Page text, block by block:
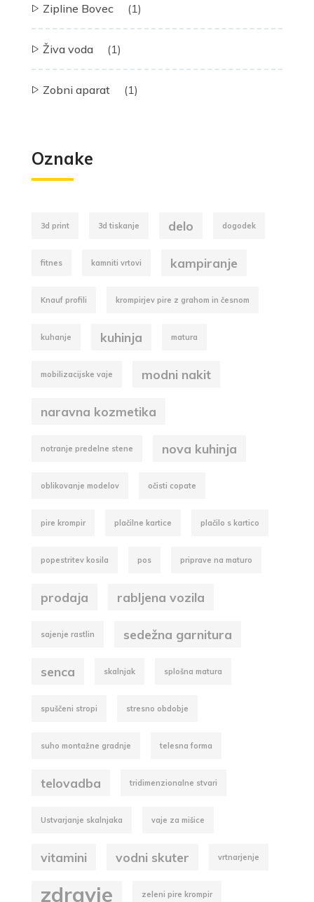
Zipline Bovec (1)
Živa voda (1)
Zobni aparat (1)
Oznake
3d print 3d tiskanje delo dogodek
fitnes kamniti vrtovi kampiranje
Knauf profili krompirjev pire z grahom in česnom
kuhanje kuhinja matura
mobilizacijske vaje modni nakit
naravna kozmetika
notranje predelne stene nova kuhinja
oblikovanje modelov očisti copate
pire krompir plačilne kartice plačilo s kartico
popestritev kosila pos priprave na maturo
prodaja rabljena vozila
sajenje rastlin sedežna garnitura
senca skalnjak splošna matura
spuščeni stropi stresno obdobje
suho montažne gradnje telesna forma
telovadba tridimenzionalne stvari
Ustvarjanje skalnjaka vaje za mišice
vitamini vodni skuter vrtnarjenje
zdravje zeleni pire krompir